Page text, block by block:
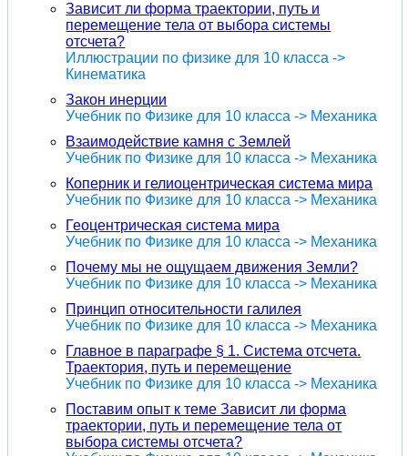
Зависит ли форма траектории, путь и
перемещение тела от выбора системы
отсчета?
Иллюстрации по физике для 10 класса ->
Кинематика
Закон инерции
Учебник по Физике для 10 класса -> Механика
Взаимодействие камня с Землей
Учебник по Физике для 10 класса -> Механика
Коперник и гелиоцентрическая система мира
Учебник по Физике для 10 класса -> Механика
Геоцентрическая система мира
Учебник по Физике для 10 класса -> Механика
Почему мы не ощущаем движения Земли?
Учебник по Физике для 10 класса -> Механика
Принцип относительности галилея
Учебник по Физике для 10 класса -> Механика
Главное в параграфе § 1. Система отсчета.
Траектория, путь и перемещение
Учебник по Физике для 10 класса -> Механика
Поставим опыт к теме Зависит ли форма
траектории, путь и перемещение тела от
выбора системы отсчета?